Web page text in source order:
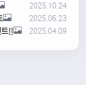
2025.10.24
2025.06.23
!! 2025.04.09